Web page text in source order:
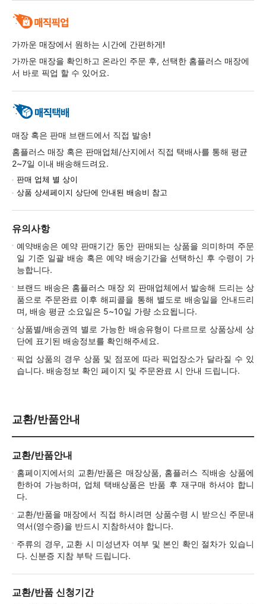
가까운 매장에서 원하는 시간에 간편하게!
가까운 매장을 확인하고 온라인 주문 후, 선택한 홈플러스 매장에
서 바로 픽업 할 수 있어요.
매장 혹은 판매 브랜드에서 직접 발송!
홈플러스 매장 혹은 판매업체/산지에서 직접 택배사를 통해 평균
2~7일 이내 배송해드려요.
판매 업체 별 상이
상품 상세페이지 상단에 안내된 배송비 참고
유의사항
예약배송은 예약 판매기간 동안 판매되는 상품을 의미하며 주문
일 기준 일괄 배송 혹은 예약 배송기간을 선택하신 후 수령이 가
능합니다.
브랜드 배송은 홈플러스 매장 외 판매업체에서 발송해 드리는 상
품으로 주문완료 이후 해피콜을 통해 별도로 배송일을 안내드리
며, 배송 평균 소요일은 5~10일 가량 소요됩니다.
상품별/배송권역 별로 가능한 배송유형이 다르므로 상품상세 상
단에 표기된 배송정보를 확인해주세요.
픽업 상품의 경우 상품 및 점포에 따라 픽업장소가 달라질 수 있
습니다. 배송정보 확인 페이지 및 주문완료 시 안내 드립니다.
교환/반품안내
교환/반품안내
홈페이지에서의 교환/반품은 매장상품, 홈플러스 직배송 상품에
한하여 가능하며, 업체 택배상품은 반품 후 재구매 하셔야 합니
다.
교환/반품을 매장에서 직접 하시려면 상품수령 시 받으신 주문내
역서(영수증)을 반드시 지참하셔야 합니다.
주류의 경우, 교환 시 미성년자 여부 및 본인 확인 절차가 있습니
다. 신분증 지참 부탁 드립니다.
교환/반품 신청기간